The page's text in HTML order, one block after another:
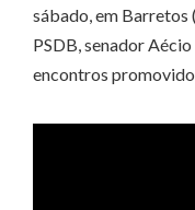
sábado, em Barretos
PSDB, senador
encontros